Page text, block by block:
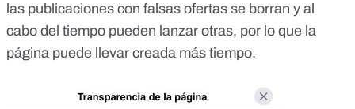
las publicaciones con falsas ofertas se borran y al
cabo del tiempo pueden lanzar otras, por lo que la
página puede llevar creada más tiempo.